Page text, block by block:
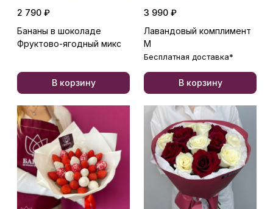
2 790 ₽
Бананы в шоколаде
Фруктово-ягодный микс
В корзину
3 990 ₽
Лавандовый комплимент
М
Бесплатная доставка*
В корзину